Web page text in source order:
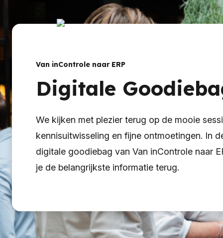
Van inControle naar ERP
Digitale
We kijken met plezier terug op de mooie
kennisuitwisseling en fijne ontmoetingen. In
digitale goodiebag van Van inControle naar
je de belangrijkste informatie terug.